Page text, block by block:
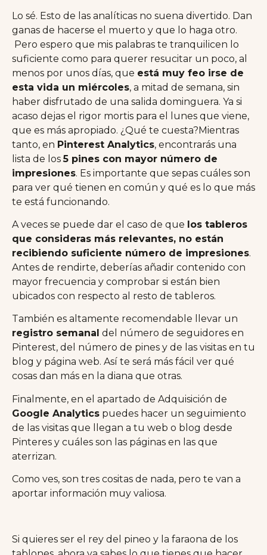
Lo sé. Esto de las analíticas no suena divertido. Dan
ganas de hacerse el muerto y que lo haga otro.
Pero espero que mis palabras te tranquilicen lo
suficiente como para querer resucitar un poco, al
menos por unos días, que está muy feo irse de
esta vida un miércoles, a mitad de semana, sin
haber disfrutado de una salida dominguera. Ya si
acaso dejas el rigor mortis para el lunes que viene,
que es más apropiado. ¿Qué te cuesta?Mientras
tanto, en Pinterest Analytics, encontrarás una
lista de los5 pines con mayor número de
impresiones. Es importante que sepas cuáles son
para ver qué tienen en común y qué es lo que más
te está funcionando.
A veces se puede dar el caso de que los tableros
que consideras más relevantes, no están
recibiendo suficiente número de impresiones.
Antes de rendirte, deberías añadir contenido con
mayor frecuencia y comprobar si están bien
ubicados con respecto al resto de tableros.
También es altamente recomendable llevar un
registro semanal del número de seguidores en
Pinterest, del número de pines y de las visitas en tu
blog y página web. Así te será más fácil ver qué
cosas dan más en la diana que otras.
Finalmente, en el apartado de Adquisición de
Google Analytics puedes hacer un seguimiento
de las visitas que llegan a tu web o blog desde
Pinteres y cuáles son las páginas en las que
aterrizan.
Como ves, son tres cositas de nada, pero te van a
aportar información muy valiosa.
Si quieres ser el rey del pineo y la faraona de los